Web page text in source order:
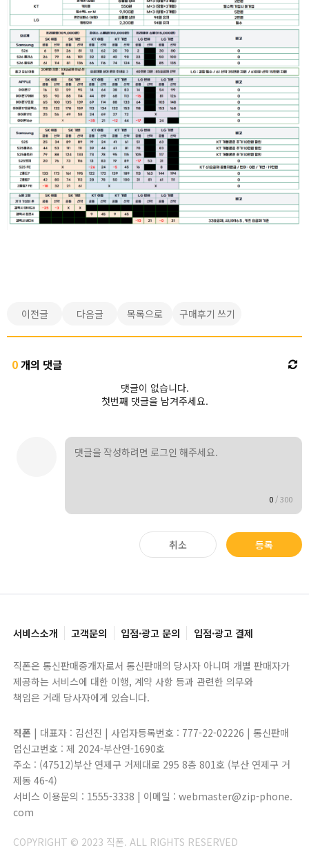
이전글 다음글 목록으로 구매후기 쓰기
0개의 댓글
댓글이 없습니다.
첫번째 댓글을 남겨주세요.
0 /300
취소 등록
서비스소개 고객문의 입점·광고 문의 입점·광고 결제
직폰은 통신판매중개자로서 통신판매의 당사자 아니며 개별 판매자가
제공하는 서비스에 대한 이행, 계약 사항 등과 관련한 의무와
책임은 거래 당사자에게 있습니다.
직폰 | 대표자 : 김선진 | 사업자등록번호 : 777-22-02226 | 통신판매
업신고번호 : 제 2024-부산연-1690호
주소 : (47512)부산 연제구 거제대로 295 8층 801호 (부산 연제구 거
제동 46-4)
서비스 이용문의 : 1555-3338 | 이메일 : webmaster@zip-phone.
com
COPYRIGHT © 2023 직폰. ALL RIGHTS RESERVED